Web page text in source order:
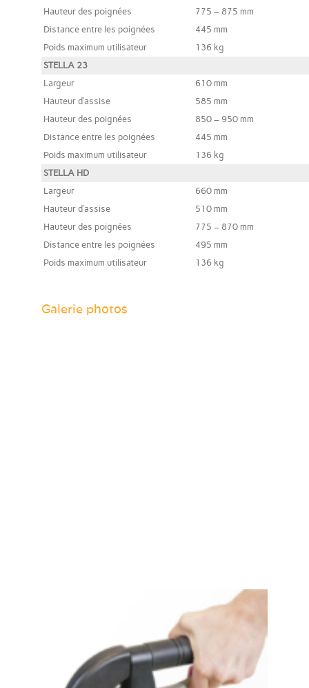
Hauteur des poignées
775 – 875 mm
Distance entre les poignées
445 mm
Poids maximum utilisateur
136 kg
STELLA 23
Largeur
610 mm
Hauteur d’assise
585 mm
Hauteur des poignées
850 – 950 mm
Distance entre les poignées
445 mm
Poids maximum utilisateur
136 kg
STELLA HD
Largeur
660 mm
Hauteur d’assise
510 mm
Hauteur des poignées
775 – 870 mm
Distance entre les poignées
495 mm
Poids maximum utilisateur
136 kg
Galerie photos